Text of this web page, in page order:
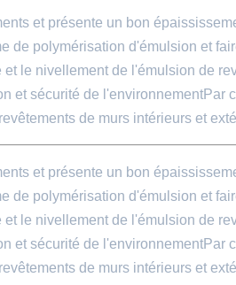
et présente un bon
de polymérisation d'émulsion et
le nivellement de l'émulsion de
et sécurité de l'environnementPar
de murs intérieurs et
et présente un bon
de polymérisation d'émulsion et
le nivellement de l'émulsion de
et sécurité de l'environnementPar
de murs intérieurs et